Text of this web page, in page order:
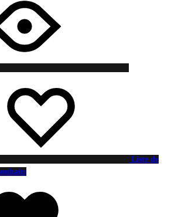
Liste de